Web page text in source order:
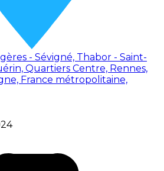
- Sévigné, Thabor - Saint-
Quartiers Centre, Rennes,
France métropolitaine,